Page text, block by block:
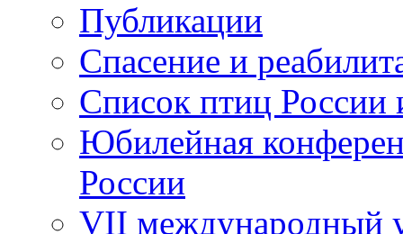
Публикации
Спасение и
Список птиц России
Юбилейная
России
VII международный